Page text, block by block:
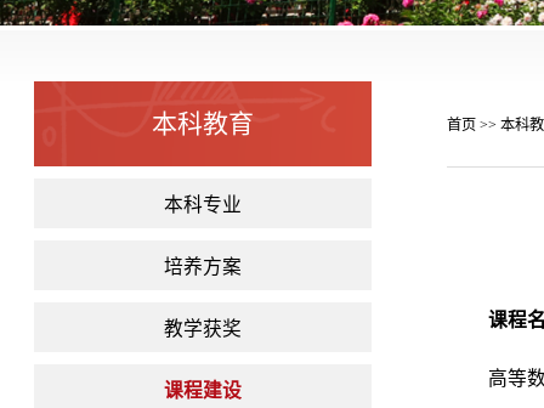
本科教育
本科专业
培养方案
教学获奖
课程建设
首页>> 本科
课程
高等